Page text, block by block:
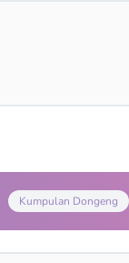
Kumpulan Dongeng